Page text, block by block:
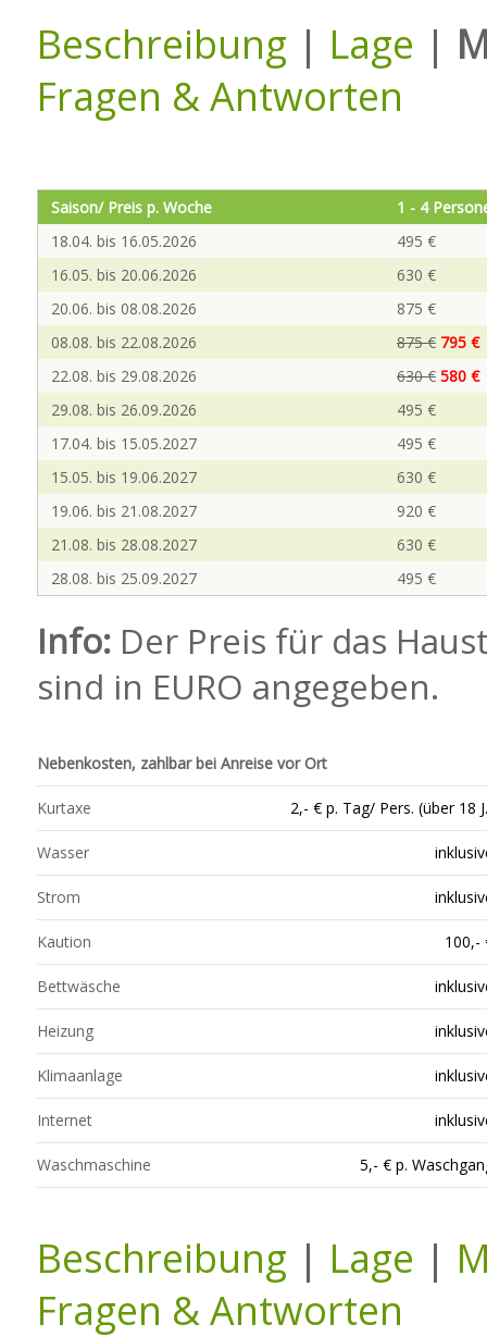
Beschreibung | Lage |
Fragen & Antworten
Saison/ Preis p. Woche
1 - 4
18.04. bis 16.05.2026
495 €
16.05. bis 20.06.2026
630 €
20.06. bis 08.08.2026
875 €
08.08. bis 22.08.2026
875 € 795 €
22.08. bis 29.08.2026
630 € 580 €
29.08. bis 26.09.2026
495 €
17.04. bis 15.05.2027
495 €
15.05. bis 19.06.2027
630 €
19.06. bis 21.08.2027
920 €
21.08. bis 28.08.2027
630 €
28.08. bis 25.09.2027
495 €
Info: Der Preis für das
sind in EURO angegeben.
Nebenkosten, zahlbar bei Anreise vor Ort
Kurtaxe 2,- € p. Tag/ Pers. (über 18
Wasser
Strom
Kaution 100,-
Bettwäsche
Heizung
Klimaanlage
Internet
Waschmaschine 5,- € p.
Beschreibung | Lage |
Fragen & Antworten